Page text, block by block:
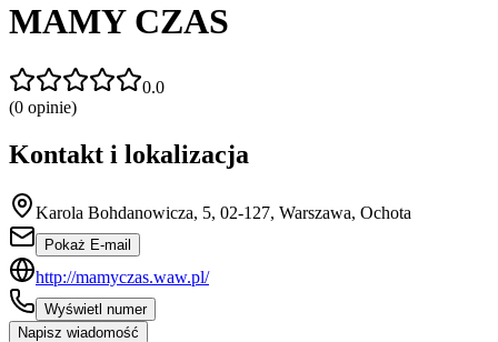
MAMY CZAS
0.0
(0 opinie)
Kontakt i lokalizacja
Karola Bohdanowicza, 5, 02-127, Warszawa, Ochota
Pokaż E-mail
http://mamyczas.waw.pl/
Wyświetl numer
Napisz wiadomość